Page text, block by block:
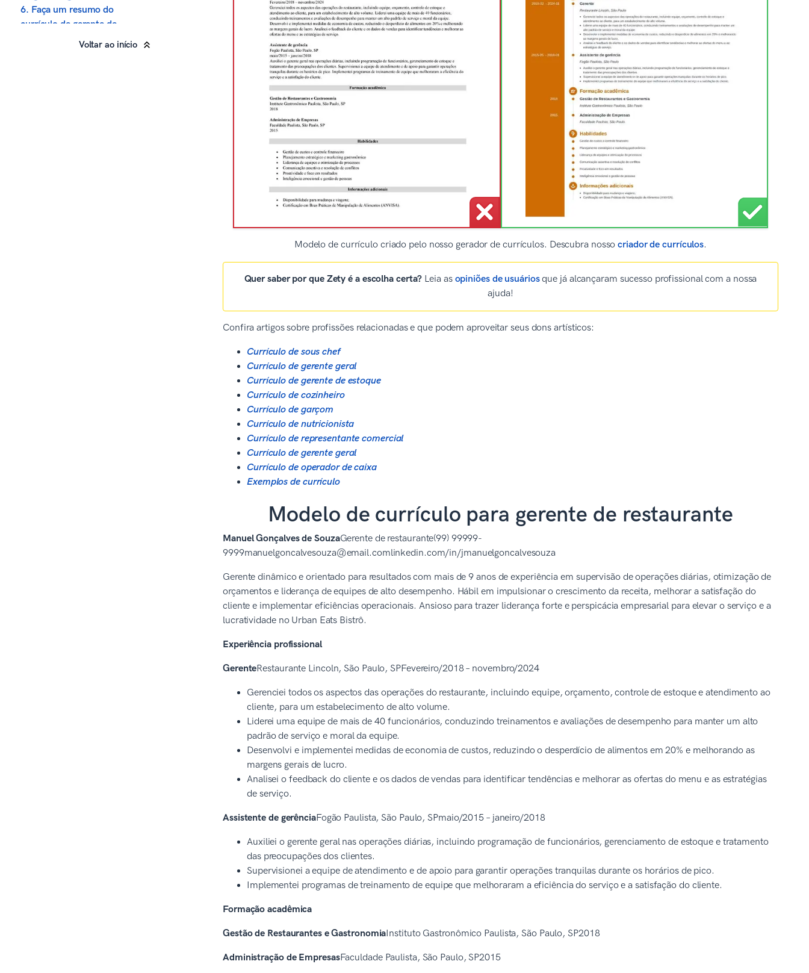
6. Faça um resumo do
currículo de gerente de
Voltar ao início
Modelo de currículo criado pelo nosso gerador de currículos. Descubra nossocriador de currículos.
Quer saber por que Zety é a escolha certa? Leia as opiniões de usuáriosque já alcançaram sucesso profissional com a nossa
ajuda!
Confira artigos sobre profissões relacionadas e que podem aproveitar seus dons artísticos:
Currículo de sous chef
Currículo de gerente geral
Currículo de gerente de estoque
Currículo de cozinheiro
Currículo de garçom
Currículo de nutricionista
Currículo de representante comercial
Currículo de gerente geral
Currículo de operador de caixa
Exemplos de currículo
Modelo de currículo para gerente de restaurante
Manuel Gonçalves de SouzaGerente de restaurante(99) 99999-
9999manuelgoncalvesouza@email.comlinkedin.com/in/jmanuelgoncalvesouza
Gerente dinâmico e orientado para resultados com mais de 9 anos de experiência em supervisão de operações diárias, otimização de
orçamentos e liderança de equipes de alto desempenho. Hábil em impulsionar o crescimento da receita, melhorar a satisfação do
cliente e implementar eficiências operacionais. Ansioso para trazer liderança forte e perspicácia empresarial para elevar o serviço e a
lucratividade no Urban Eats Bistrô.
Experiência profissional
GerenteRestaurante Lincoln, São Paulo, SPFevereiro/2018 – novembro/2024
Gerenciei todos os aspectos das operações do restaurante, incluindo equipe, orçamento, controle de estoque e atendimento ao
cliente, para um estabelecimento de alto volume.
Liderei uma equipe de mais de 40 funcionários, conduzindo treinamentos e avaliações de desempenho para manter um alto
padrão de serviço e moral da equipe.
Desenvolvi e implementei medidas de economia de custos, reduzindo o desperdício de alimentos em 20% e melhorando as
margens gerais de lucro.
Analisei o feedback do cliente e os dados de vendas para identificar tendências e melhorar as ofertas do menu e as estratégias
de serviço.
Assistente de gerênciaFogão Paulista, São Paulo, SPmaio/2015 – janeiro/2018
Auxiliei o gerente geral nas operações diárias, incluindo programação de funcionários, gerenciamento de estoque e tratamento
das preocupações dos clientes.
Supervisionei a equipe de atendimento e de apoio para garantir operações tranquilas durante os horários de pico.
Implementei programas de treinamento de equipe que melhoraram a eficiência do serviço e a satisfação do cliente.
Formação acadêmica
Gestão de Restaurantes e GastronomiaInstituto Gastronômico Paulista, São Paulo, SP2018
Administração de EmpresasFaculdade Paulista, São Paulo, SP2015